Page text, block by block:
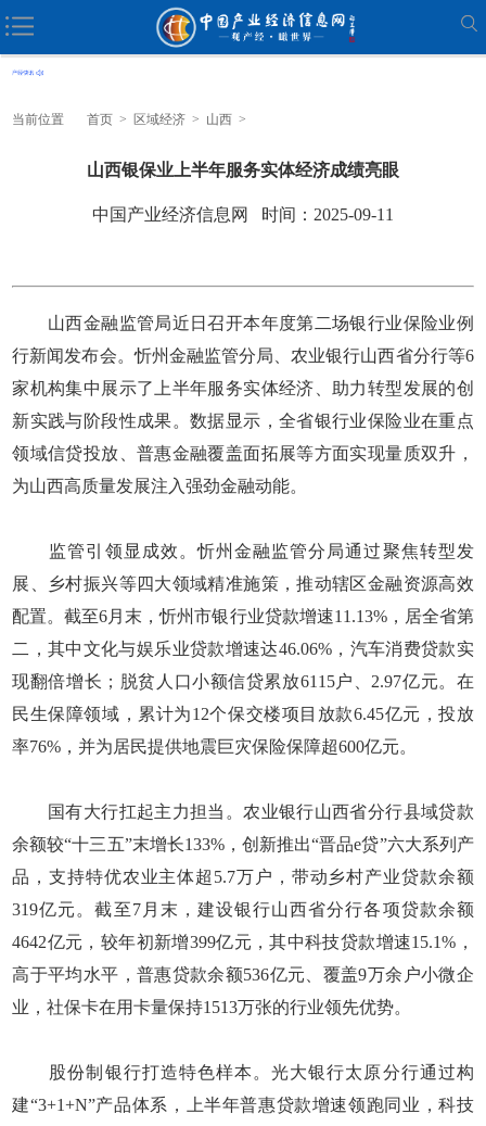
当前位置 首页 > 区域经济 > 山西 >
山西银保业上半年服务实体经济成绩亮眼
中国产业经济信息网 时间：2025-09-11
山西金融监管局近日召开本年度第二场银行业保险业例
行新闻发布会。忻州金融监管分局、农业银行山西省分行等6
家机构集中展示了上半年服务实体经济、助力转型发展的创
新实践与阶段性成果。数据显示，全省银行业保险业在重点
领域信贷投放、普惠金融覆盖面拓展等方面实现量质双升，
为山西高质量发展注入强劲金融动能。
监管引领显成效。忻州金融监管分局通过聚焦转型发
展、乡村振兴等四大领域精准施策，推动辖区金融资源高效
配置。截至6月末，忻州市银行业贷款增速11.13%，居全省第
二，其中文化与娱乐业贷款增速达46.06%，汽车消费贷款实
现翻倍增长；脱贫人口小额信贷累放6115户、2.97亿元。在
民生保障领域，累计为12个保交楼项目放款6.45亿元，投放
率76%，并为居民提供地震巨灾保险保障超600亿元。
国有大行扛起主力担当。农业银行山西省分行县域贷款
余额较“十三五”末增长133%，创新推出“晋品e贷”六大系列产
品，支持特优农业主体超5.7万户，带动乡村产业贷款余额
319亿元。截至7月末，建设银行山西省分行各项贷款余额
4642亿元，较年初新增399亿元，其中科技贷款增速15.1%，
高于平均水平，普惠贷款余额536亿元、覆盖9万余户小微企
业，社保卡在用卡量保持1513万张的行业领先优势。
股份制银行打造特色样本。光大银行太原分行通过构
建“3+1+N”产品体系，上半年普惠贷款增速领跑同业，科技